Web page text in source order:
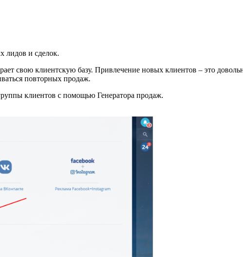
лидов и сделок.
свою клиентскую базу. Привлечение новых клиентов – это
повторных продаж.
клиентов с помощью Генератора продаж.